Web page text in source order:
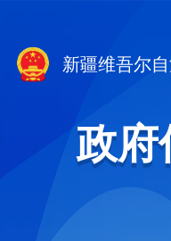
新疆维吾尔
政府